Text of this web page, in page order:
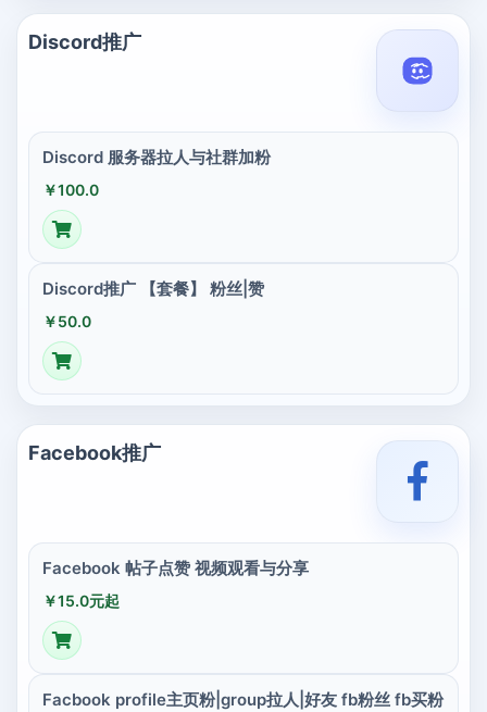
Discord推广
Discord 服务器拉人与社群加粉
￥100.0
Discord推广 【套餐】 粉丝|赞
￥50.0
Facebook推广
Facebook 帖子点赞 视频观看与分享
￥15.0元起
Facbook profile主页粉|group拉人|好友 fb粉丝 fb买粉